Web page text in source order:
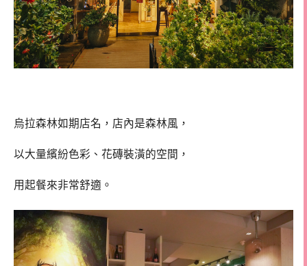
烏拉森林如期店名，店內是森林風，
以大量繽紛色彩、花磚裝潢的空間，
用起餐來非常舒適。